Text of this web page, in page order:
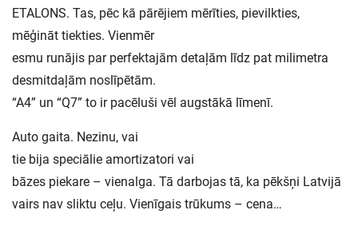
ETALONS. Tas, pēc kā pārējiem mērīties, pievilkties,
mēģināt tiekties. Vienmēr
esmu runājis par perfektajām detaļām līdz pat milimetra
desmitdaļām noslīpētām.
“A4” un “Q7” to ir pacēluši vēl augstākā līmenī.
Auto gaita. Nezinu, vai
tie bija speciālie amortizatori vai
bāzes piekare – vienalga. Tā darbojas tā, ka pēkšņi Latvijā
vairs nav sliktu ceļu. Vienīgais trūkums – cena…